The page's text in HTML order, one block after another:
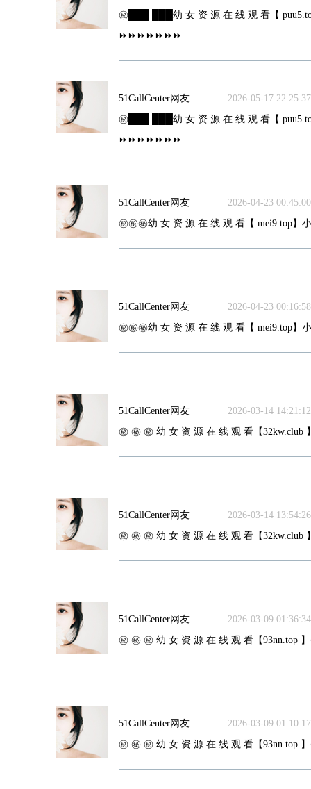
㊙️███ ███幼 女 资 源 在 线 观 看【
⏩⏩⏩⏩⏩⏩⏩
51CallCenter网友
2026-05-17 22:25:37
㊙️███ ███幼 女 资 源 在 线 观 看【
⏩⏩⏩⏩⏩⏩⏩
51CallCenter网友
2026-04-23 00:45:00
㊙️㊙️㊙️幼 女 资 源 在 线 观 看【 mei9.top】
51CallCenter网友
2026-04-23 00:16:58
㊙️㊙️㊙️幼 女 资 源 在 线 观 看【 mei9.top】
51CallCenter网友
2026-03-14 14:21:12
㊙️ ㊙️ ㊙️ 幼 女 资 源 在 线 观 看【32kw.club
51CallCenter网友
2026-03-14 13:54:26
㊙️ ㊙️ ㊙️ 幼 女 资 源 在 线 观 看【32kw.club
51CallCenter网友
2026-03-09 01:36:34
㊙️ ㊙️ ㊙️ 幼 女 资 源 在 线 观 看【93nn.top
51CallCenter网友
2026-03-09 01:10:17
㊙️ ㊙️ ㊙️ 幼 女 资 源 在 线 观 看【93nn.top